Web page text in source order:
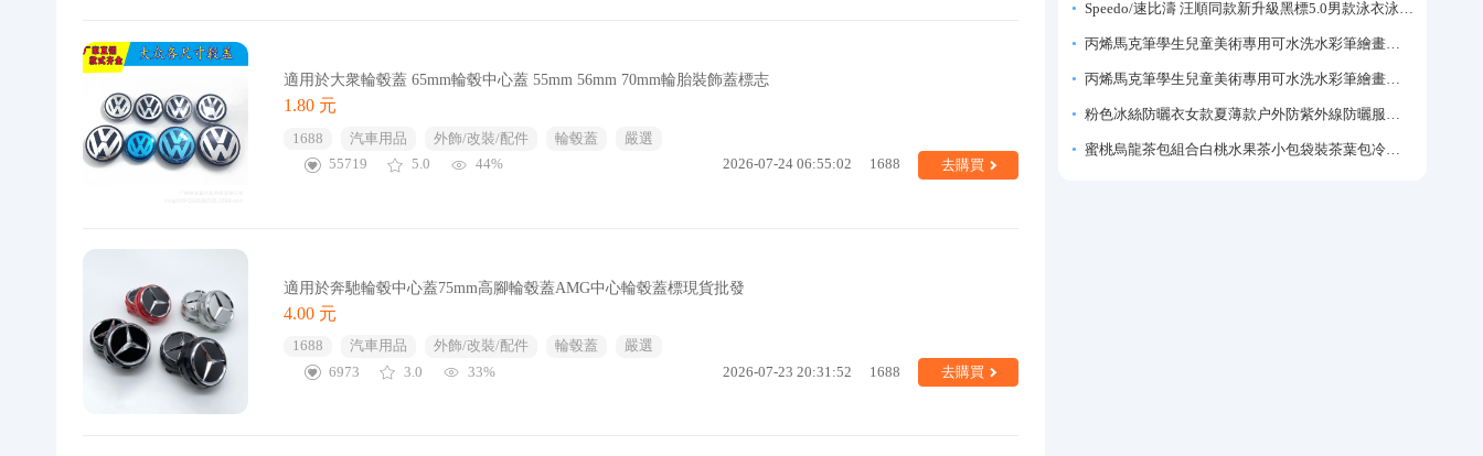
適用於大衆輪毂蓋 65mm輪毂中心蓋 55mm 56mm 70mm輪胎裝飾蓋標志
1.80 元
1688 汽車用品 外飾/改裝/配件 輪毂蓋
嚴選
55719
5.0 44% 2026-07-24 06:55:02 1688 去購買
適用於奔馳輪毂中心蓋75mm高腳輪毂蓋AMG中心輪毂蓋標現貨批發
4.00 元
1688 汽車用品 外飾/改裝/配件 輪毂蓋
嚴選
6973
3.0 33% 2026-07-23 20:31:52 1688 去購買
Speedo/速比濤 汪順同款新升級黑標5.0男款泳衣泳褲溫泉游泳套裝
丙烯馬克筆學生兒童美術專用可水洗水彩筆繪畫彩色塗鴉畫筆不透色可疊色防水手繪diy丙烯顏料筆水性填色筆
丙烯馬克筆學生兒童美術專用可水洗水彩筆繪畫彩色塗鴉畫筆不透色可疊色防水手繪diy丙烯顏料筆水性填色筆
粉色冰絲防曬衣女款夏薄款户外防紫外線防曬服修身緊身短外套上衣
蜜桃烏龍茶包組合白桃水果茶小包袋裝茶葉包冷泡茶泡水喝的東西